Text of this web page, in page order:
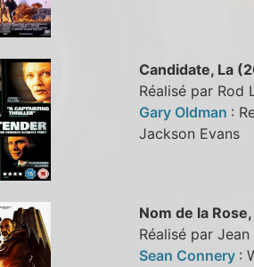
Candidate, La
Réalisé par Rod
Gary Oldman :
Jackson Evans
Nom de la
Réalisé par
Sean Connery :